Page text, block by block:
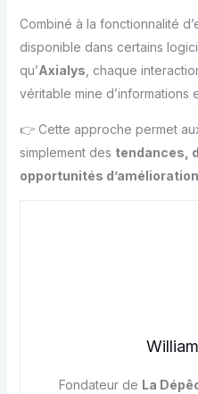
Combiné à la fonctionnalité
disponible dans certains
qu’Axialys , chaque
véritable mine d’informations
👉 Cette approche permet
simplement des tendances,
opportunités d’amélioration
Fondateur de La